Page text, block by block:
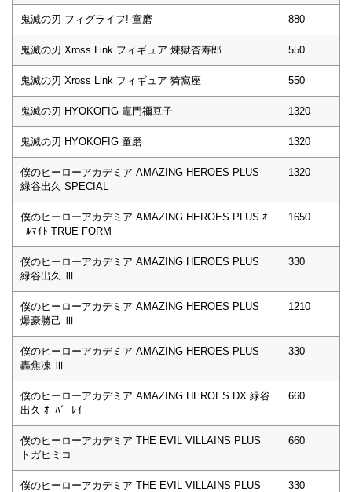
鬼滅の刃 フィグライフ! 童磨 880
鬼滅の刃 Xross Link フィギュア 煉獄杏寿郎 550
鬼滅の刃 Xross Link フィギュア 猗窩座 550
鬼滅の刃 HYOKOFIG 竈門禰豆子 1320
鬼滅の刃 HYOKOFIG 童磨 1320
僕のヒーローアカデミア AMAZING HEROES PLUS
緑谷出久 SPECIAL
1320
僕のヒーローアカデミア AMAZING HEROES PLUS ｵ
ｰﾙﾏｲﾄ TRUE FORM
1650
僕のヒーローアカデミア AMAZING HEROES PLUS
緑谷出久 Ⅲ
330
僕のヒーローアカデミア AMAZING HEROES PLUS
爆豪勝己 Ⅲ
1210
僕のヒーローアカデミア AMAZING HEROES PLUS
轟焦凍 Ⅲ
330
僕のヒーローアカデミア AMAZING HEROES DX 緑谷
出久 ｵｰﾊﾞｰﾚｲ
660
僕のヒーローアカデミア THE EVIL VILLAINS PLUS
トガヒミコ
660
僕のヒーローアカデミア THE EVIL VILLAINS PLUS
330